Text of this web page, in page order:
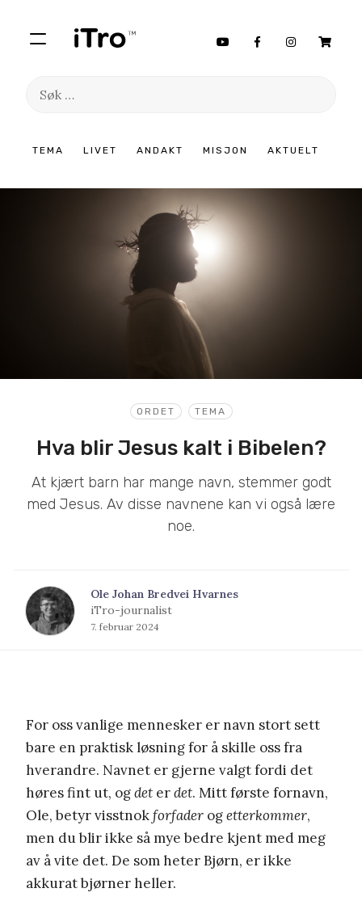
TEMA LIVET ANDAKT MISJON AKTUELT
Søk
innhold
ORDET TEMA
Hva blir Jesus kalt i Bibelen?
At kjært barn har mange navn, stemmer godt
med Jesus. Av disse navnene kan vi også lære
noe.
Ole Johan Bredvei Hvarnes
iTro-journalist
7. februar 2024
For oss vanlige mennesker er navn stort sett
bare en praktisk løsning for å skille oss fra
hverandre. Navnet er gjerne valgt fordi det
høres fint ut, ogdet erdet. Mitt første fornavn,
Ole, betyr visstnokforfader ogetterkommer,
men du blir ikke så mye bedre kjent med meg
av å vite det. De som heter Bjørn, er ikke
akkurat bjørner heller.